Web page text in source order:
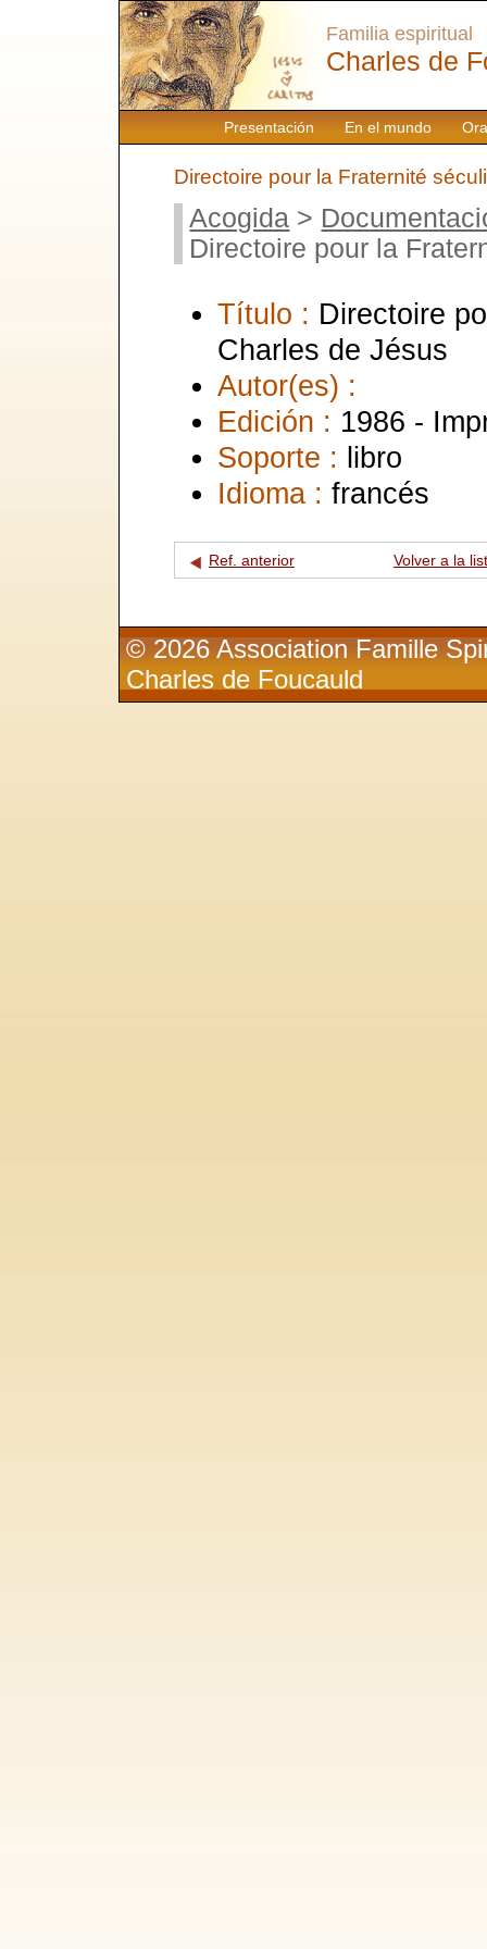
Presentación En el mundo
Familia espiritual
Charles de
Directoire pour la Fraternité
Acogida >
Directoire pour la
Título : Directoire
Charles de Jésus
Autor(es) :
Edición : 1986 -
Soporte : libro
Idioma : francés
Ref. anterior Volver a la
© 2026 Association Famille
Charles de Foucauld